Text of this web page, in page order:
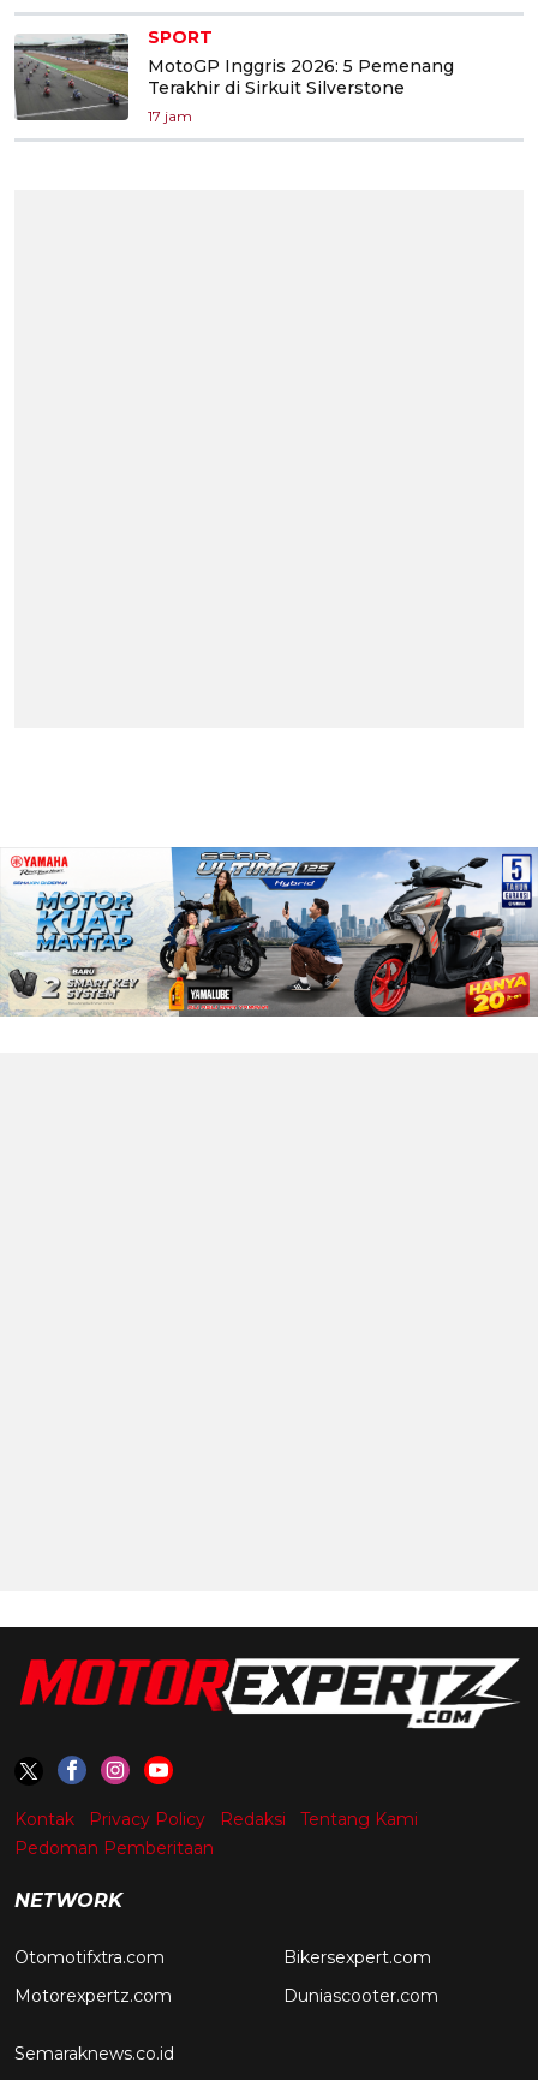
SPORT
MotoGP Inggris 2026: 5 Pemenang
Terakhir di Sirkuit Silverstone
17 jam
Kontak Privacy Policy Redaksi
Tentang Kami
Pedoman Pemberitaan
NETWORK
Otomotifxtra.com
Motorexpertz.com
Bikersexpert.com
Duniascooter.com
Semaraknews.co.id